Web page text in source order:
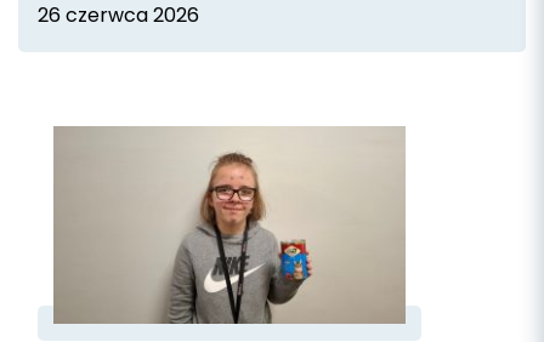
26 czerwca 2026